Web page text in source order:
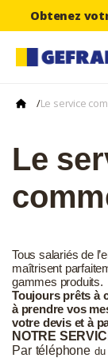
Obtenez
/Le service
Le
Tous salariés de
maîtrisent
gammes produits.
Toujours prêts à
à prendre vos
votre devis et à
NOTRE
Par téléphone